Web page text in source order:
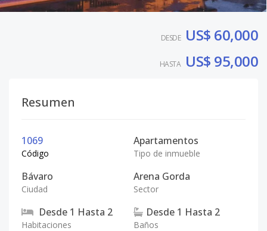
DESDE US$ 60,000
HASTA US$ 95,000
Resumen
1069
Código
Apartamentos
Tipo de inmueble
Bávaro
Ciudad
Arena Gorda
Sector
Desde 1 Hasta 2
Habitaciones
Desde 1 Hasta 2
Baños